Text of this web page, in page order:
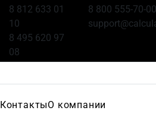
8 812 633 01
10
8 495 620 97
08
8 800 555-70-00
КонтактыО компании